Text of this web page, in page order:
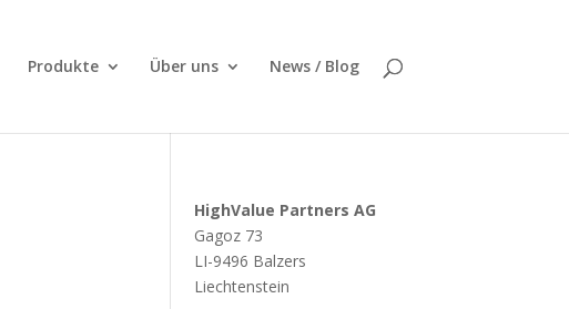
Produkte Über uns News / Blog
HighValue Partners AG
Gagoz 73
LI-9496 Balzers
Liechtenstein